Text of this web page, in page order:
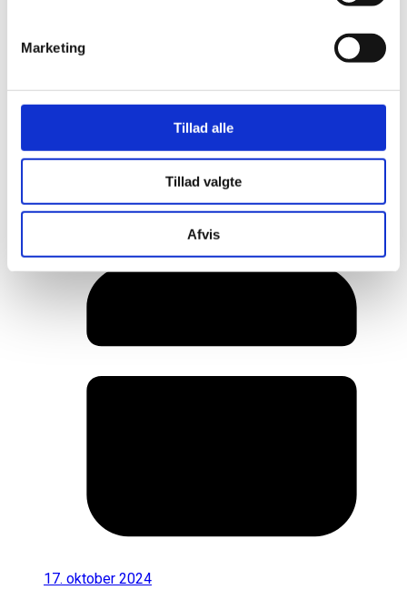
Marketing
Tillad alle
Tillad valgte
Afvis
Her er alle vinderne fra årets Danish
Rainbow Awards
17. oktober 2024